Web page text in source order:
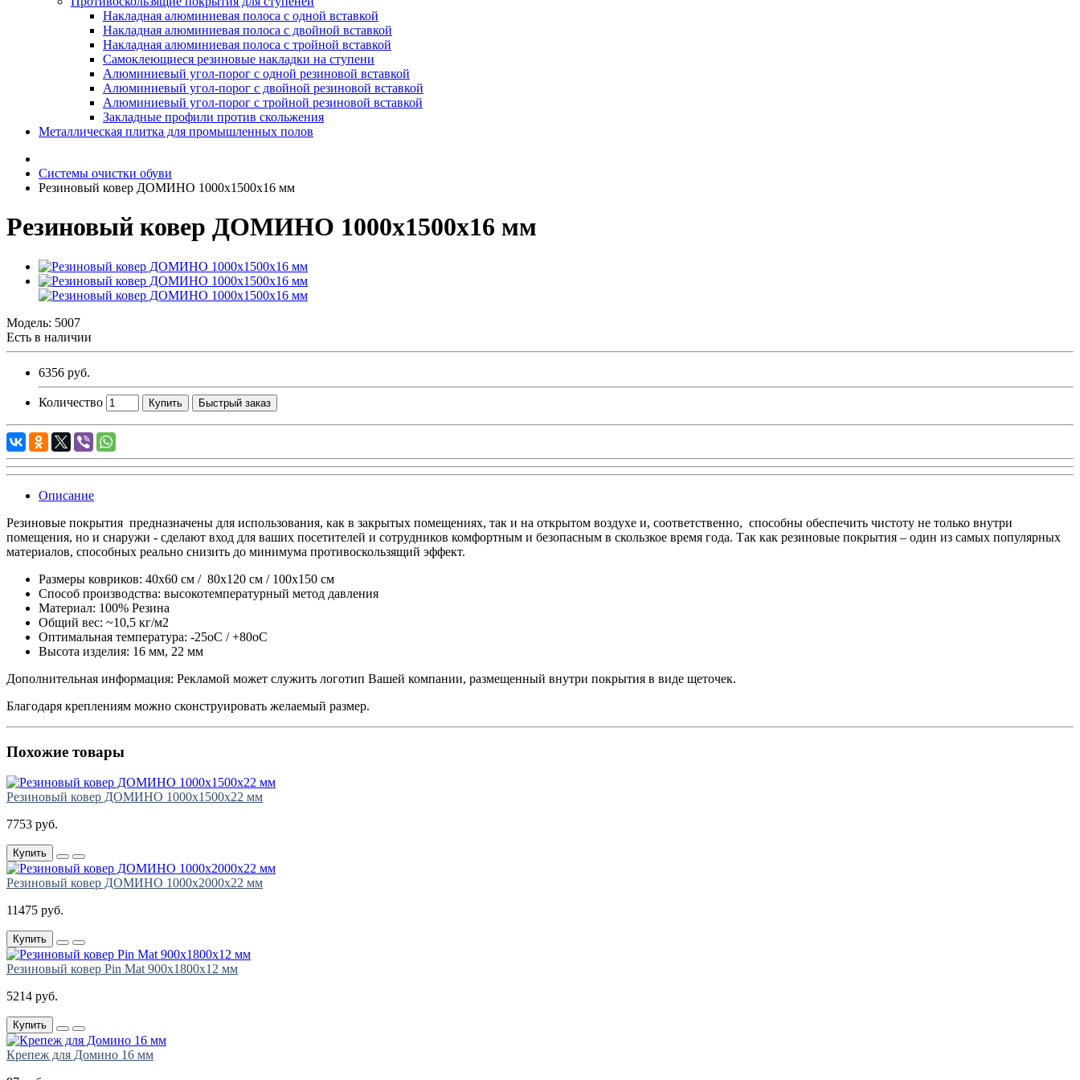
Накладная алюминиевая полоса с одной вставкой
Накладная алюминиевая полоса с двойной вставкой
Накладная алюминиевая полоса с тройной вставкой
Самоклеющиеся резиновые накладки на ступени
Алюминиевый угол-порог с одной резиновой вставкой
Алюминиевый угол-порог с двойной резиновой вставкой
Алюминиевый угол-порог с тройной резиновой вставкой
Закладные профили против скольжения
Металлическая плитка для промышленных полов
Системы очистки обуви
Резиновый ковер ДОМИНО 1000х1500х16 мм
Резиновый ковер ДОМИНО 1000х1500х16 мм
Модель: 5007
Есть в наличии
6356 руб.
Количество Купить Быстрый заказ
Описание
Резиновые покрытия предназначены для использования, как в закрытых помещениях, так и на открытом воздухе и, соответственно, способны обеспечить чистоту не только внутри
помещения, но и снаружи - сделают вход для ваших посетителей и сотрудников комфортным и безопасным в скользкое время года. Так как резиновые покрытия – один из самых популярных
материалов, способных реально снизить до минимума противоскользящий эффект.
Размеры ковриков: 40x60 см / 80x120 см / 100x150 см
Способ производства: высокотемпературный метод давления
Материал: 100% Резина
Общий вес: ~10,5 кг/м2
Оптимальная температура: -25оC / +80оC
Высота изделия: 16 мм, 22 мм
Дополнительная информация: Рекламой может служить логотип Вашей компании, размещенный внутри покрытия в виде щеточек.
Благодаря креплениям можно сконструировать желаемый размер.
Похожие товары
Резиновый ковер ДОМИНО 1000х1500х22 мм
7753 руб.
Купить
Резиновый ковер ДОМИНО 1000х2000х22 мм
11475 руб.
Купить
Резиновый ковер Pin Mat 900х1800х12 мм
5214 руб.
Купить
Крепеж для Домино 16 мм